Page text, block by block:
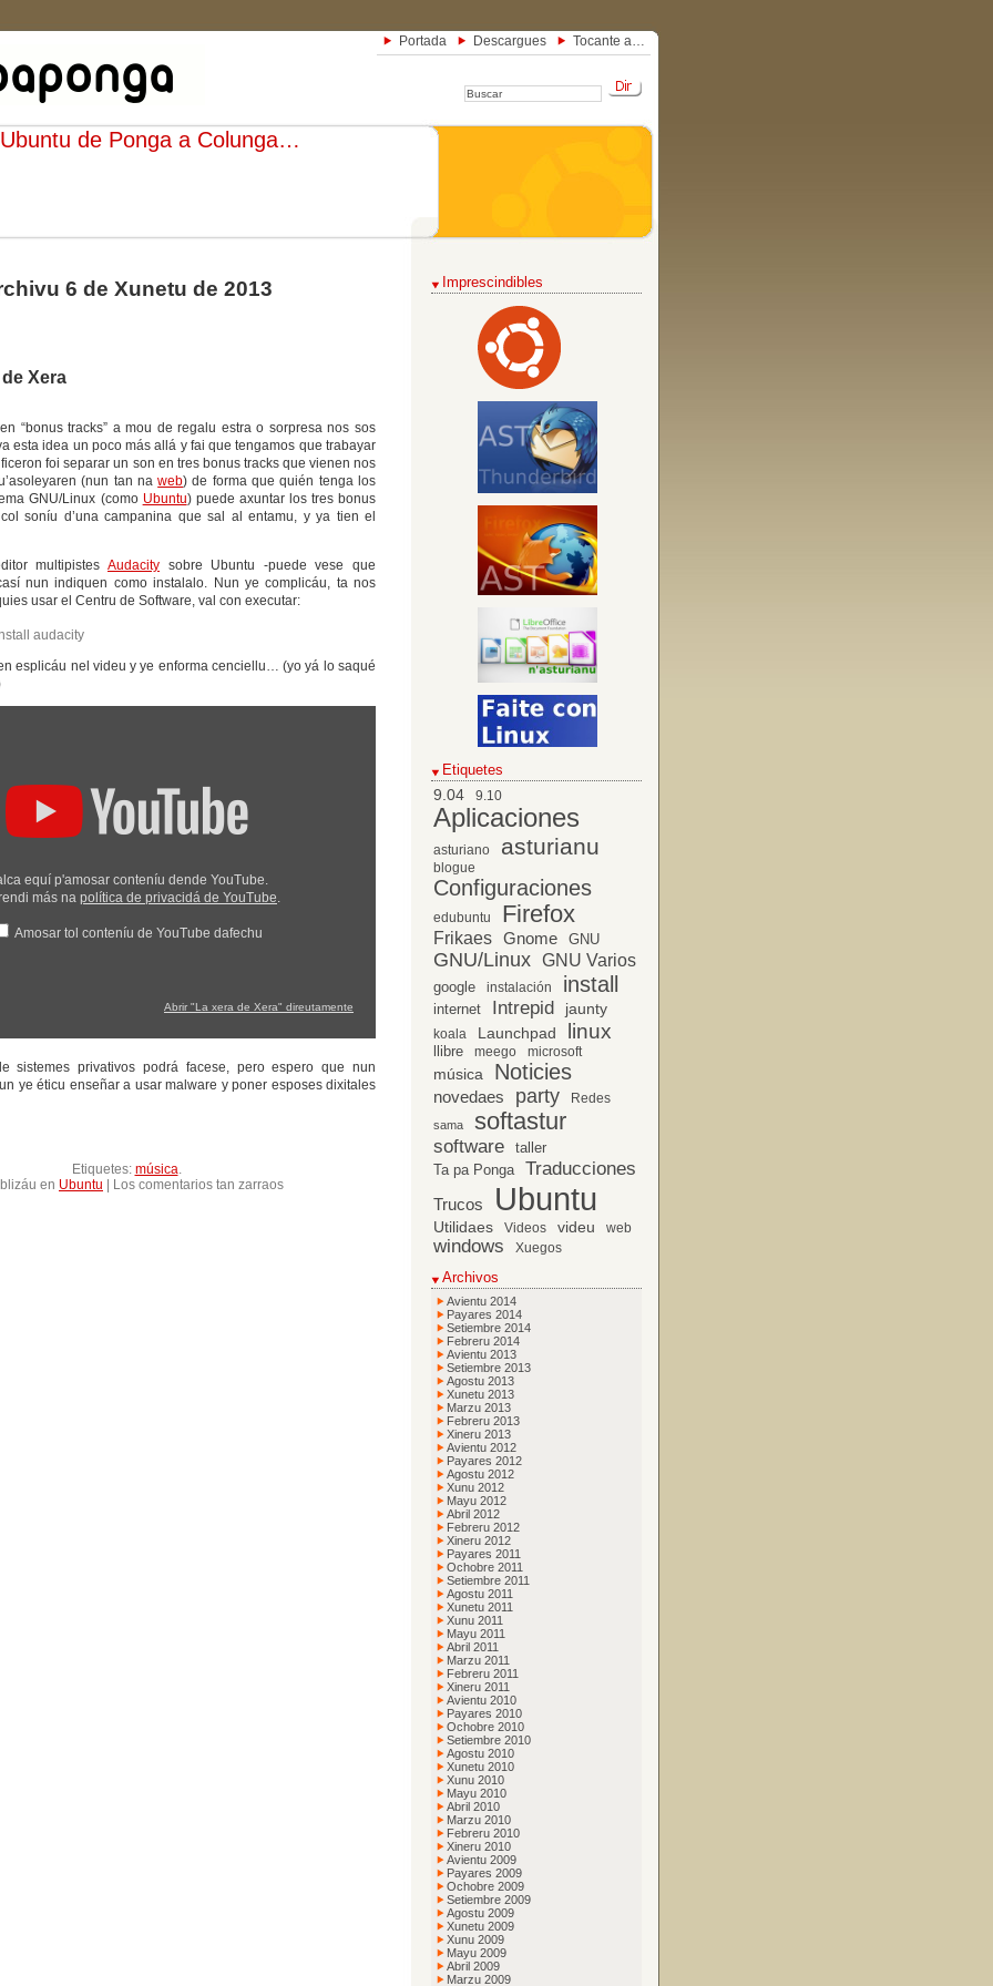
Portada Descargues Tocante a…
Ubuntu de Ponga a Colunga…
6 de Xunetu de 2013
Xera
“bonus tracks” a mou de regalu estra o sorpresa nos sos
esta idea un poco más allá y fai que tengamos que trabayar
foi separar un son en tres bonus tracks que vienen nos
(nun tan naweb) de forma que quién tenga los
GNU/Linux (como Ubuntu) puede axuntar los tres bonus
soníu d’una campanina que sal al entamu, y ya tien el
multipistes Audacity sobre Ubuntu -puede vese que
nun indiquen como instalalo. Nun ye complicáu, ta nos
usar el Centru de Software, val con executar:
audacity
esplicáu nel videu y ye enforma cenciellu… (yo yá lo saqué
equí p'amosar conteníu dende YouTube.
más na política de privacidá de YouTube.
Amosar tol conteníu de YouTube dafechu
Abrir "La xera de Xera" direutamente
sistemes privativos podrá facese, pero espero que nun
ye éticu enseñar a usar malware y poner esposes dixitales
Etiquetes: música.
en Ubuntu Los comentarios tan zarraosen
Imprescindibles
Etiquetes
9.04
9.10
Aplicaciones
asturiano asturianu
blogue
Configuraciones
edubuntu Firefox
Frikaes Gnome GNU
GNU/Linux GNU Varios
google instalación install
internet Intrepid jaunty
koala Launchpad linux
llibre meego microsoft
música Noticies
novedaes party Redes
sama softastur
software
taller
Ta pa Ponga
Traducciones
Trucos Ubuntu
Utilidaes Videos videu web
windows Xuegos
Archivos
Avientu 2014
Payares 2014
Setiembre 2014
Febreru 2014
Avientu 2013
Setiembre 2013
Agostu 2013
Xunetu 2013
Marzu 2013
Febreru 2013
Xineru 2013
Avientu 2012
Payares 2012
Agostu 2012
Xunu 2012
Mayu 2012
Abril 2012
Febreru 2012
Xineru 2012
Payares 2011
Ochobre 2011
Setiembre 2011
Agostu 2011
Xunetu 2011
Xunu 2011
Mayu 2011
Abril 2011
Marzu 2011
Febreru 2011
Xineru 2011
Avientu 2010
Payares 2010
Ochobre 2010
Setiembre 2010
Agostu 2010
Xunetu 2010
Xunu 2010
Mayu 2010
Abril 2010
Marzu 2010
Febreru 2010
Xineru 2010
Avientu 2009
Payares 2009
Ochobre 2009
Setiembre 2009
Agostu 2009
Xunetu 2009
Xunu 2009
Mayu 2009
Abril 2009
Marzu 2009